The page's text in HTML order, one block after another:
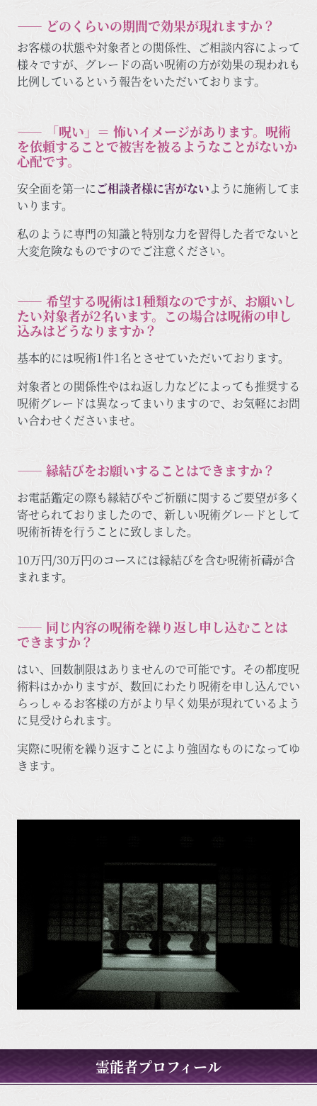
―― どのくらいの期間で効果が現れますか？
お客様の状態や対象者との関係性、ご相談内容によって
様々ですが、グレードの高い呪術の方が効果の現われも
比例しているという報告をいただいております。
―― 「呪い」＝ 怖いイメージがあります。呪術
を依頼することで被害を被るようなことがないか
心配です。
安全面を第一にご相談者様に害がないように施術してま
いります。
私のように専門の知識と特別な力を習得した者でないと
大変危険なものですのでご注意ください。
―― 希望する呪術は1種類なのですが、お願いし
たい対象者が2名います。この場合は呪術の申し
込みはどうなりますか？
基本的には呪術1件1名とさせていただいております。
対象者との関係性やはね返し力などによっても推奨する
呪術グレードは異なってまいりますので、お気軽にお問
い合わせくださいませ。
―― 縁結びをお願いすることはできますか？
お電話鑑定の際も縁結びやご祈願に関するご要望が多く
寄せられておりましたので、新しい呪術グレードとして
呪術祈祷を行うことに致しました。
10万円/30万円のコースには縁結びを含む呪術祈禱が含
まれます。
―― 同じ内容の呪術を繰り返し申し込むことは
できますか？
はい、回数制限はありませんので可能です。その都度呪
術料はかかりますが、数回にわたり呪術を申し込んでい
らっしゃるお客様の方がより早く効果が現れているよう
に見受けられます。
実際に呪術を繰り返すことにより強固なものになってゆ
きます。
霊能者プロフィール